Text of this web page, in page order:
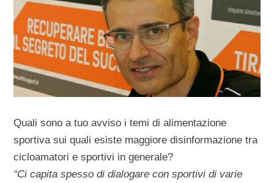
Quali sono a tuo avviso i temi di alimentazione
sportiva sui quali esiste maggiore disinformazione tra
cicloamatori e sportivi in generale?
“Ci capita spesso di dialogare con sportivi di varie